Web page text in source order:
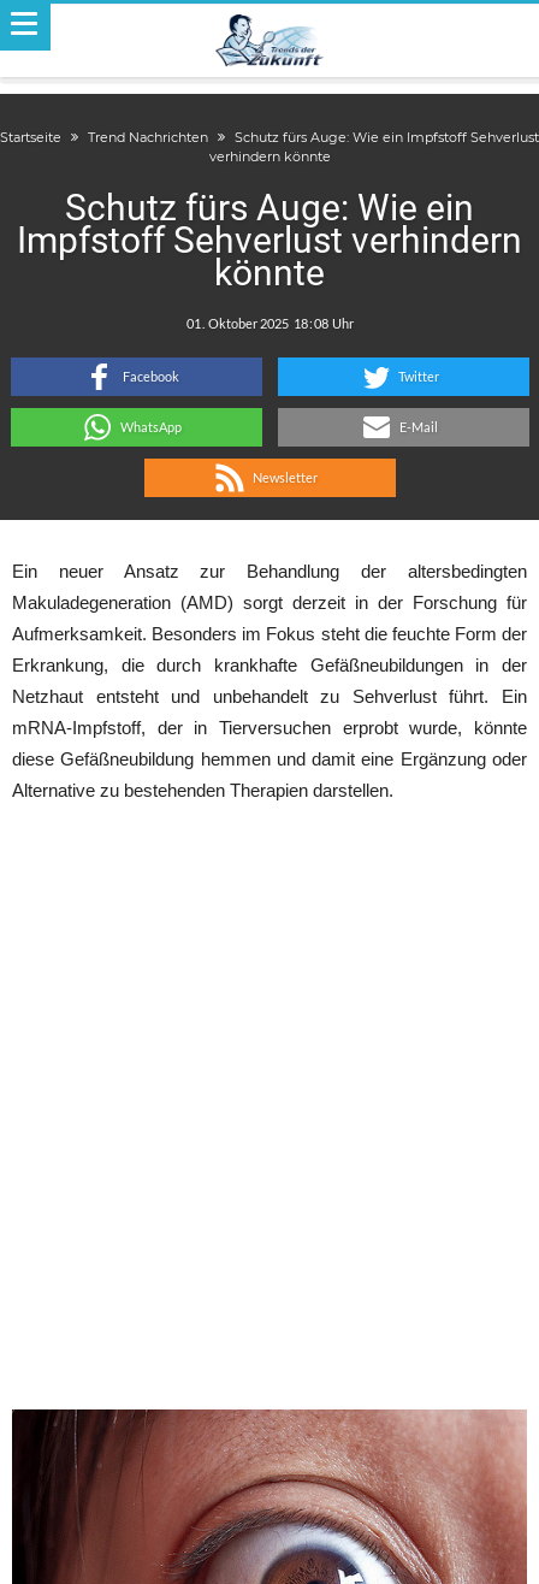
Startseite Trend Nachrichten
Schutz fürs Auge: Wie ein Impfstoff Sehverlust
verhindern könnte
Schutz fürs Auge: Wie ein
Impfstoff Sehverlust verhindern
könnte
:
Facebook Twitter
WhatsApp E-Mail
Newsletter
Ein neuer Ansatz zur Behandlung der altersbedingten
Makuladegeneration (AMD) sorgt derzeit in der Forschung für
Aufmerksamkeit. Besonders im Fokus steht die feuchte Form der
Erkrankung, die durch krankhafte Gefäßneubildungen in der
Netzhaut entsteht und unbehandelt zu Sehverlust führt. Ein
mRNA-Impfstoff, der in Tierversuchen erprobt wurde, könnte
diese Gefäßneubildung hemmen und damit eine Ergänzung oder
Alternative zu bestehenden Therapien darstellen.